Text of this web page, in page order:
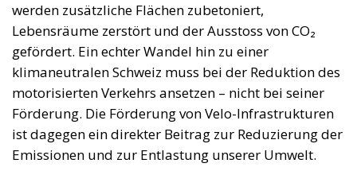
werden zusätzliche Flächen zubetoniert,
Lebensräume zerstört und der Ausstoss von CO₂
gefördert. Ein echter Wandel hin zu einer
klimaneutralen Schweiz muss bei der Reduktion des
motorisierten Verkehrs ansetzen – nicht bei seiner
Förderung. Die Förderung von Velo-Infrastrukturen
ist dagegen ein direkter Beitrag zur Reduzierung der
Emissionen und zur Entlastung unserer Umwelt.